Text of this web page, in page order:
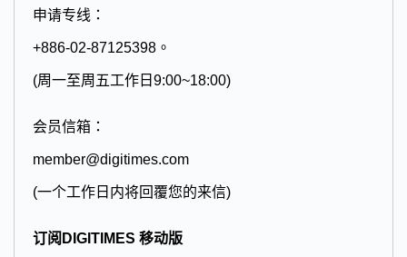
申请专线：
+886-02-87125398。
(周一至周五工作日9:00~18:00)
会员信箱：
member@digitimes.com
(一个工作日内将回覆您的来信)
订阅DIGITIMES 移动版